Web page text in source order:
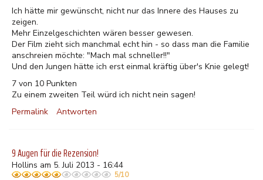
Ich hätte mir gewünscht, nicht nur das Innere des Hauses zu
zeigen.
Mehr Einzelgeschichten wären besser gewesen.
Der Film zieht sich manchmal echt hin - so dass man die Familie
anschreien möchte: "Mach mal schneller!!"
Und den Jungen hätte ich erst einmal kräftig über's Knie gelegt!
7 von 10 Punkten
Zu einem zweiten Teil würd ich nicht nein sagen!
Permalink
Antworten
9 Augen für die Rezension!
Hollins am 5. Juli 2013 - 16:44
5/10